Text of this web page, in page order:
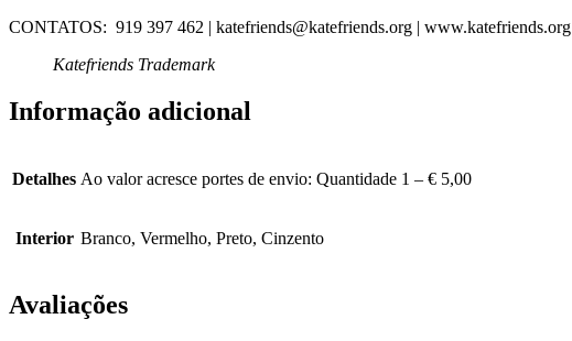
CONTATOS: 919 397 462 | katefriends@katefriends.org | www.katefriends.org
Katefriends Trademark
Informação adicional
Detalhes Ao valor acresce portes de envio: Quantidade 1 – € 5,00
Interior Branco, Vermelho, Preto, Cinzento
Avaliações